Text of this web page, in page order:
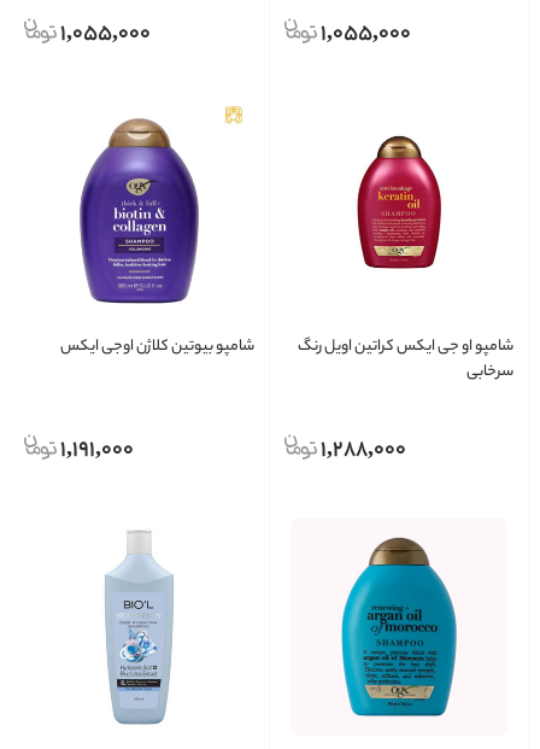
1,055,000
1,055,000
شامپو او جی ایکس کراتین اویل رنگ
سرخابی
1,288,000
شامپو بیوتین کلاژن اوجی ایکس
1,191,000